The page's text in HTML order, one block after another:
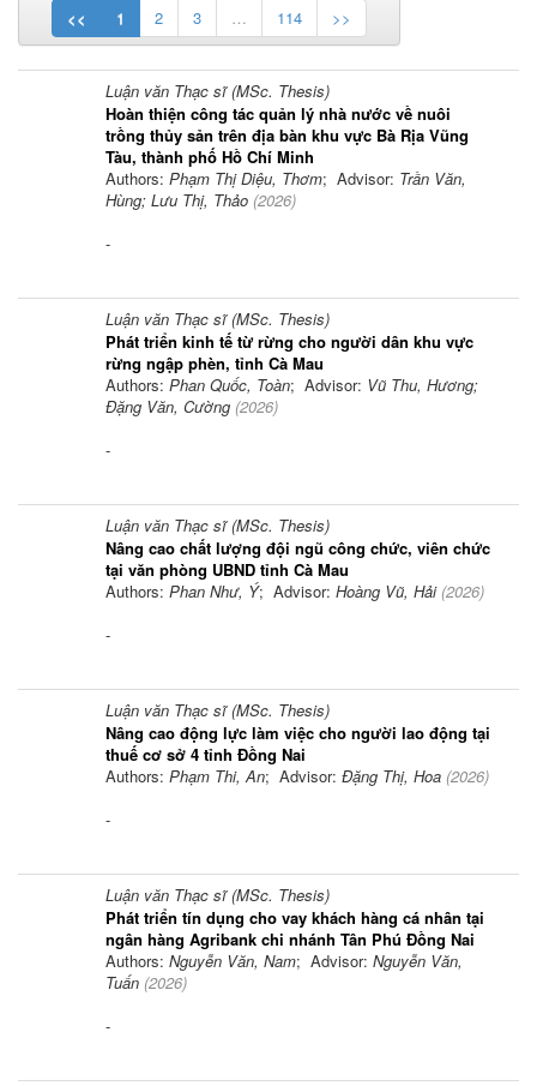
<<
1 2 3 … 114 >>
Luận văn Thạc sĩ (MSc. Thesis)
Hoàn thiện công tác quản lý nhà nước về nuôi
trồng thủy sản trên địa bàn khu vực Bà Rịa Vũng
Tàu, thành phố Hồ Chí Minh
Authors: Phạm Thị Diệu, Thơm; Advisor: Trần Văn,
Hùng; Lưu Thị, Thảo (2026)
-
Luận văn Thạc sĩ (MSc. Thesis)
Phát triển kinh tế từ rừng cho người dân khu vực
rừng ngập phèn, tỉnh Cà Mau
Authors: Phan Quốc, Toàn; Advisor: Vũ Thu, Hương;
Đặng Văn, Cường (2026)
-
Luận văn Thạc sĩ (MSc. Thesis)
Nâng cao chất lượng đội ngũ công chức, viên chức
tại văn phòng UBND tỉnh Cà Mau
Authors: Phan Như, Ý; Advisor: Hoàng Vũ, Hải(2026)
-
Luận văn Thạc sĩ (MSc. Thesis)
Nâng cao động lực làm việc cho người lao động tại
thuế cơ sở 4 tỉnh Đồng Nai
Authors: Phạm Thi, An; Advisor: Đặng Thị, Hoa (2026)
-
Luận văn Thạc sĩ (MSc. Thesis)
Phát triển tín dụng cho vay khách hàng cá nhân tại
ngân hàng Agribank chi nhánh Tân Phú Đồng Nai
Authors: Nguyễn Văn, Nam; Advisor: Nguyễn Văn,
Tuấn (2026)
-